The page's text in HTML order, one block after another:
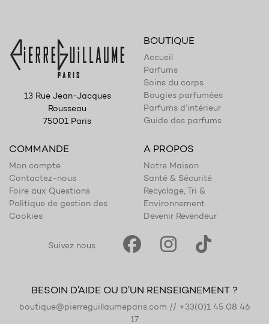
13 Rue Jean-Jacques
Rousseau
75001 Paris
BOUTIQUE
Accueil
Parfums
Soins du corps
Bougies parfumées
Parfums d’intérieur
Guide des parfums
COMMANDE
Mon compte
Contactez-nous
Foire aux Questions
Politique de gestion des
Cookies
A PROPOS
Notre Maison
Santé & Sécurité
Recyclage, Tri &
Environnement
Devenir Revendeur
Suivez nous
BESOIN D’AIDE OU D’UN RENSEIGNEMENT ?
boutique@pierreguillaumeparis.com // +33(0)1 45 08 46
17